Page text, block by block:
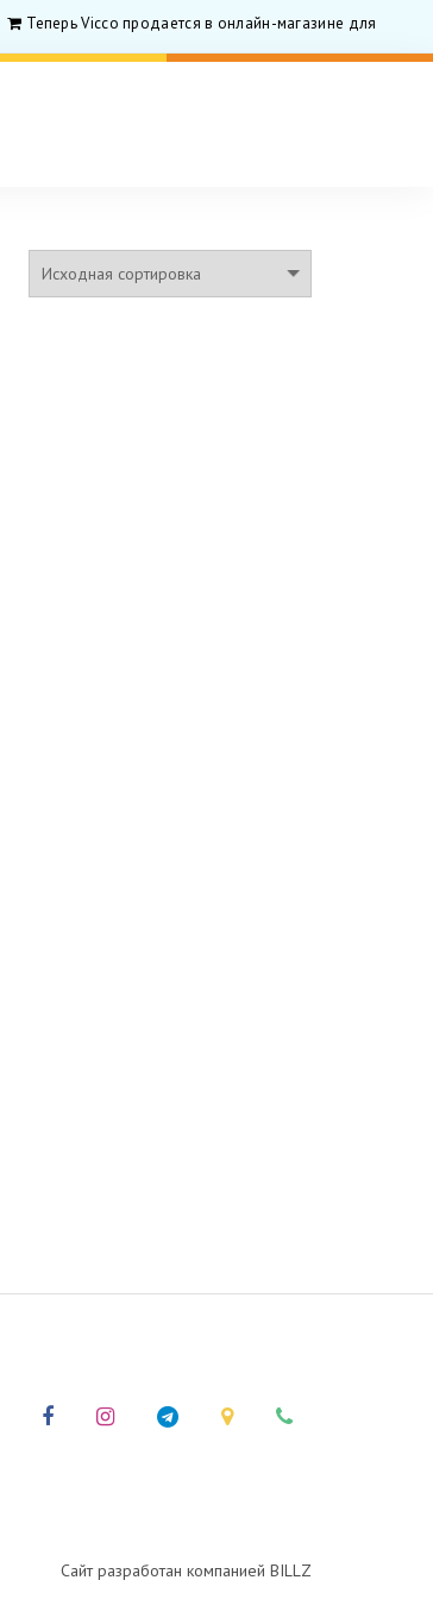
Теперь Vicco продается в онлайн-магазине для
Сайт разработан компанией BILLZ